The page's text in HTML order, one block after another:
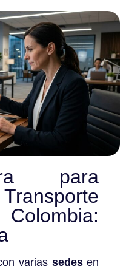
para
varias sedesen